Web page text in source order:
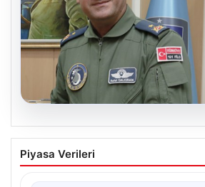
05.08.2026
Rafet Dalkıran kimdir? Yeni
Kuvvetleri Komutanı Rafet
Piyasa Verileri